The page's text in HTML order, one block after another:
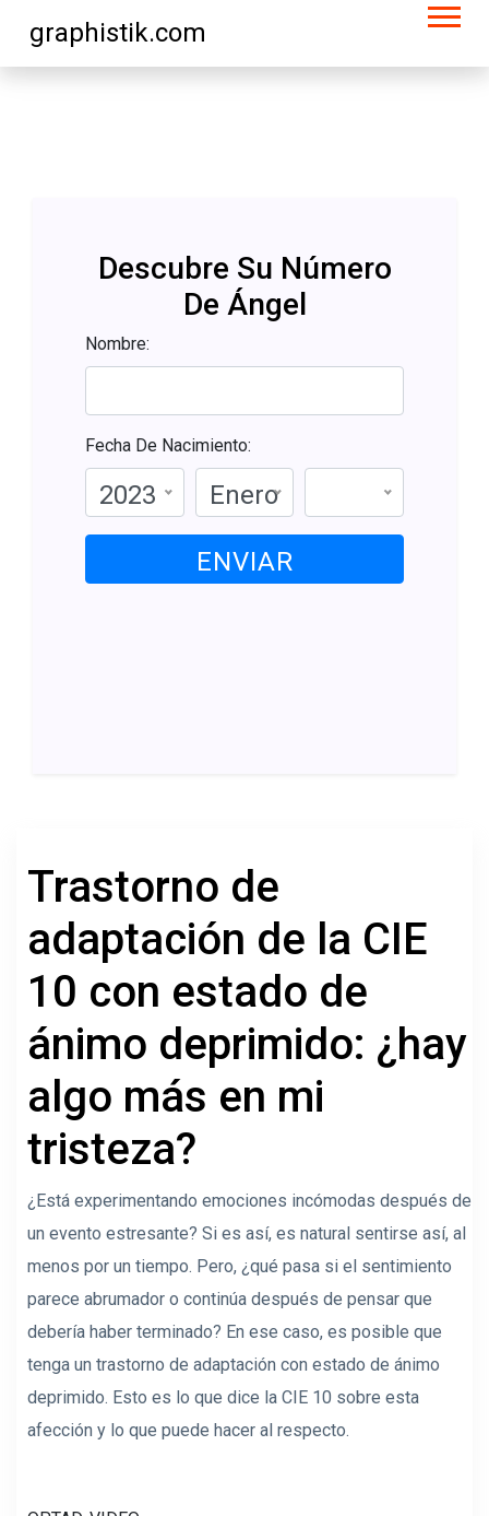
graphistik.com
Descubre Su Número
De Ángel
Nombre:
Fecha De Nacimiento:
2023 Enero
ENVIAR
Trastorno de
adaptación de la CIE
10 con estado de
ánimo deprimido: ¿hay
algo más en mi
tristeza?
¿Está experimentando emociones incómodas después de
un evento estresante? Si es así, es natural sentirse así, al
menos por un tiempo. Pero, ¿qué pasa si el sentimiento
parece abrumador o continúa después de pensar que
debería haber terminado? En ese caso, es posible que
tenga un trastorno de adaptación con estado de ánimo
deprimido. Esto es lo que dice la CIE 10 sobre esta
afección y lo que puede hacer al respecto.